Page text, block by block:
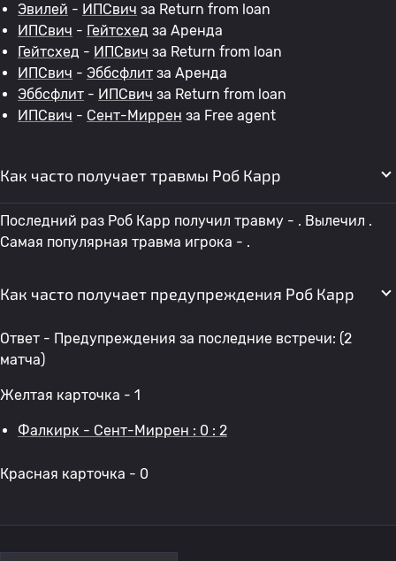
Эвилей - ИПСвич за Return from loan
ИПСвич - Гейтсхед за Аренда
Гейтсхед - ИПСвич за Return from loan
ИПСвич - Эббсфлит за Аренда
Эббсфлит - ИПСвич за Return from loan
ИПСвич - Сент-Миррен за Free agent
Как часто получает травмы Роб Карр
Последний раз Роб Карр получил травму - . Вылечил .
Самая популярная травма игрока - .
Как часто получает предупреждения Роб Карр
Ответ - Предупреждения за последние встречи: (2
матча)
Желтая карточка - 1
Фалкирк - Сент-Миррен : 0 : 2
Красная карточка - 0